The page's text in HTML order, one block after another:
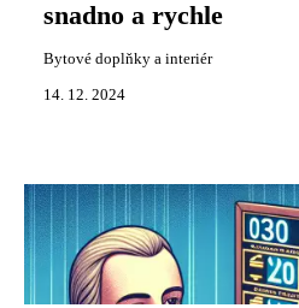
snadno a rychle
Bytové doplňky a interiér
14. 12. 2024